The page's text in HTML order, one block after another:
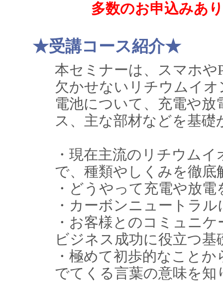
多数のお申込みあ
★受講コース紹介★
本セミナーは、スマホや
欠かせないリチウムイ
電池について、充電や
ス、主な部材などを基
・現在主流のリチウム
で、種類やしくみを徹底
・どうやって充電や放
・カーボンニュートラ
・お客様とのコミュニ
ビジネス成功に役立つ基
・極めて初歩的なこと
でてくる言葉の意味を知